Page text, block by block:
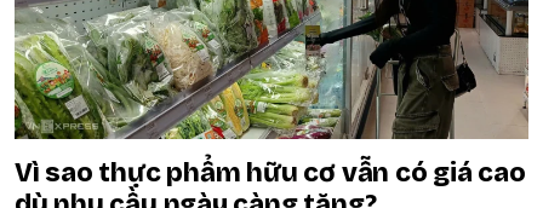
Vì sao thực phẩm hữu cơ vẫn có giá cao